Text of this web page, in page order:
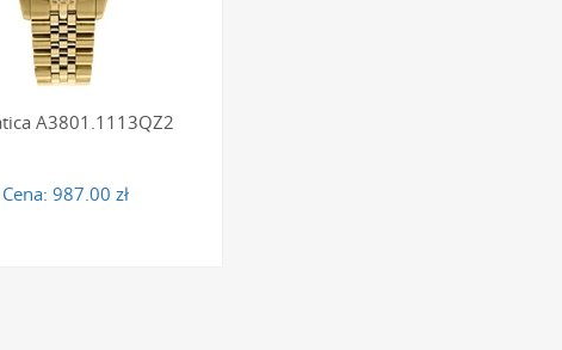
narzędzi. W przypadku klasycznych bransolet
3 ATM (30 metrów) lub 5 ATM (50 metrów). Klasa 3 ATM
5 ATM pozwala dodatkowo na pływanie
A3801.1113QZ2
Cena: 987.00 zł